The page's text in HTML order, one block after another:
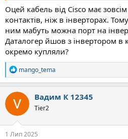
Оцей кабель від Cisco має
контактів, ніж в інверторах.
ним мабуть можна порт на
Даталогер йшов з інвертором в
окремо купляли?
Р
е
а
к
ц
і
ї
:
mango_tema
Вадим К 12345
Tier2
1 Лип 2025